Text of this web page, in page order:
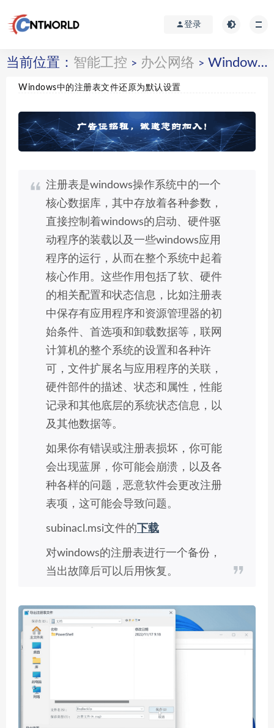
登录
当前位置： 智能工控 > 办公网络 > Windows中的注册表文件还原为默认设置
Windows中的注册表文件还原为默认设置
注册表是windows操作系统中的一个
核心数据库，其中存放着各种参数，
直接控制着windows的启动、硬件驱
动程序的装载以及一些windows应用
程序的运行，从而在整个系统中起着
核心作用。这些作用包括了软、硬件
的相关配置和状态信息，比如注册表
中保存有应用程序和资源管理器的初
始条件、首选项和卸载数据等，联网
计算机的整个系统的设置和各种许
可，文件扩展名与应用程序的关联，
硬件部件的描述、状态和属性，性能
记录和其他底层的系统状态信息，以
及其他数据等。
如果你有错误或注册表损坏，你可能
会出现蓝屏，你可能会崩溃，以及各
种各样的问题，恶意软件会更改注册
表项，这可能会导致问题。
subinacl.msi文件的 下载
对windows的注册表进行一个备份，
当出故障后可以后用恢复。